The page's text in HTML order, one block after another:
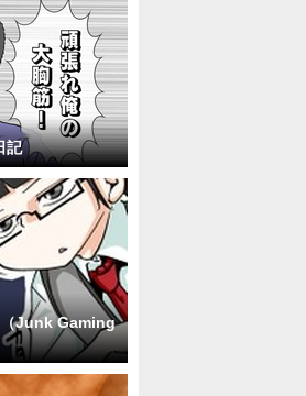
記
（Junk Gaming